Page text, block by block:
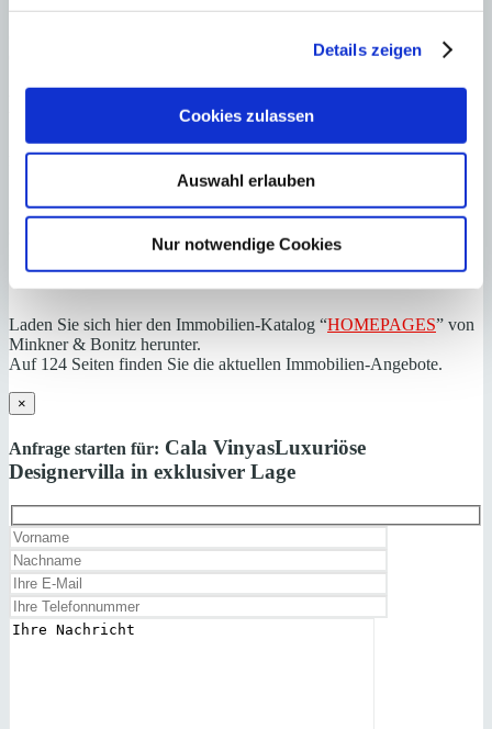
Details zeigen
Cookies zulassen
Auswahl erlauben
Nur notwendige Cookies
Haftungs- und Courtageklausel
Alle Angaben basieren auf Informationen und Daten, die uns vom
Verkäufer/Auftraggeber zur Verfügung gestellt wurden. Minkner &
Partner übernimmt keinerlei Garantie für Vollständigkeit, Richtigkeit
und Aktualität der Angaben und Legalität der Immobilie. Die
Nebenkosten wie Steuern, Notar-, Grundbuch- und Gestoriakosten.
Laden Sie sich hier den Immobilien-Katalog “HOMEPAGES” von
Minkner & Bonitz herunter.
Auf 124 Seiten finden Sie die aktuellen Immobilien-Angebote.
×
Anfrage starten für: Cala VinyasLuxuriöse
Designervilla in exklusiver Lage